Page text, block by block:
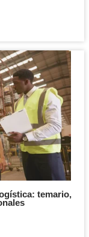
Prevención
y
de 2026